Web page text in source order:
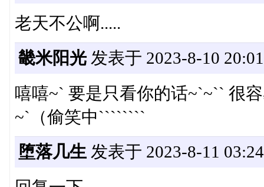
老天不公啊.....
畿米阳光发表于 2023-8-10
嘻嘻~` 要是只看你的话~`~`` 很
~`（偷笑中````````
堕落几生发表于 2023-8-11